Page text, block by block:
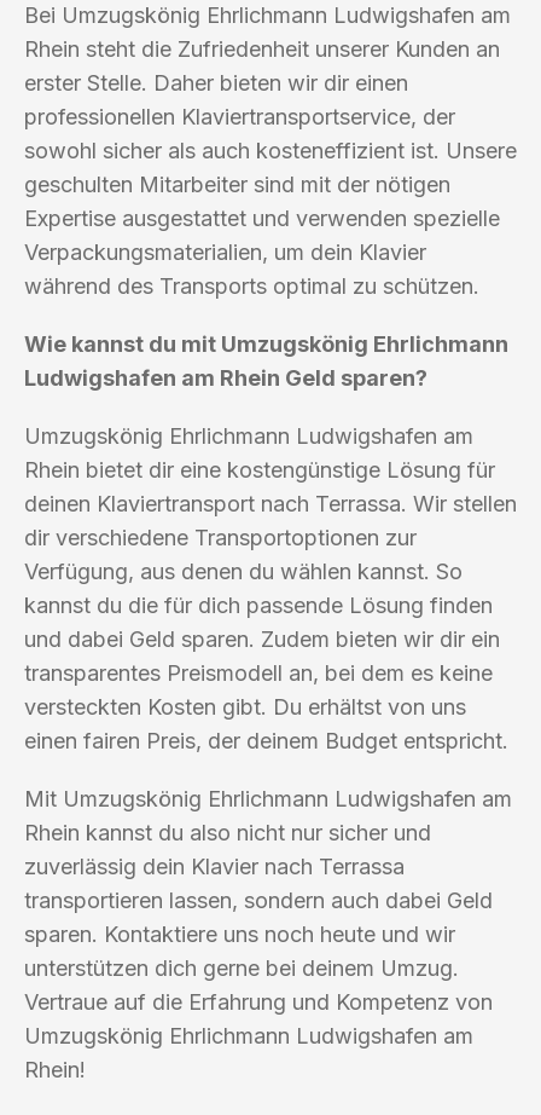
Bei Umzugskönig Ehrlichmann Ludwigshafen am
Rhein steht die Zufriedenheit unserer Kunden an
erster Stelle. Daher bieten wir dir einen
professionellen Klaviertransportservice, der
sowohl sicher als auch kosteneffizient ist. Unsere
geschulten Mitarbeiter sind mit der nötigen
Expertise ausgestattet und verwenden spezielle
Verpackungsmaterialien, um dein Klavier
während des Transports optimal zu schützen.
Wie kannst du mit Umzugskönig Ehrlichmann
Ludwigshafen am Rhein Geld sparen?
Umzugskönig Ehrlichmann Ludwigshafen am
Rhein bietet dir eine kostengünstige Lösung für
deinen Klaviertransport nach Terrassa. Wir stellen
dir verschiedene Transportoptionen zur
Verfügung, aus denen du wählen kannst. So
kannst du die für dich passende Lösung finden
und dabei Geld sparen. Zudem bieten wir dir ein
transparentes Preismodell an, bei dem es keine
versteckten Kosten gibt. Du erhältst von uns
einen fairen Preis, der deinem Budget entspricht.
Mit Umzugskönig Ehrlichmann Ludwigshafen am
Rhein kannst du also nicht nur sicher und
zuverlässig dein Klavier nach Terrassa
transportieren lassen, sondern auch dabei Geld
sparen. Kontaktiere uns noch heute und wir
unterstützen dich gerne bei deinem Umzug.
Vertraue auf die Erfahrung und Kompetenz von
Umzugskönig Ehrlichmann Ludwigshafen am
Rhein!